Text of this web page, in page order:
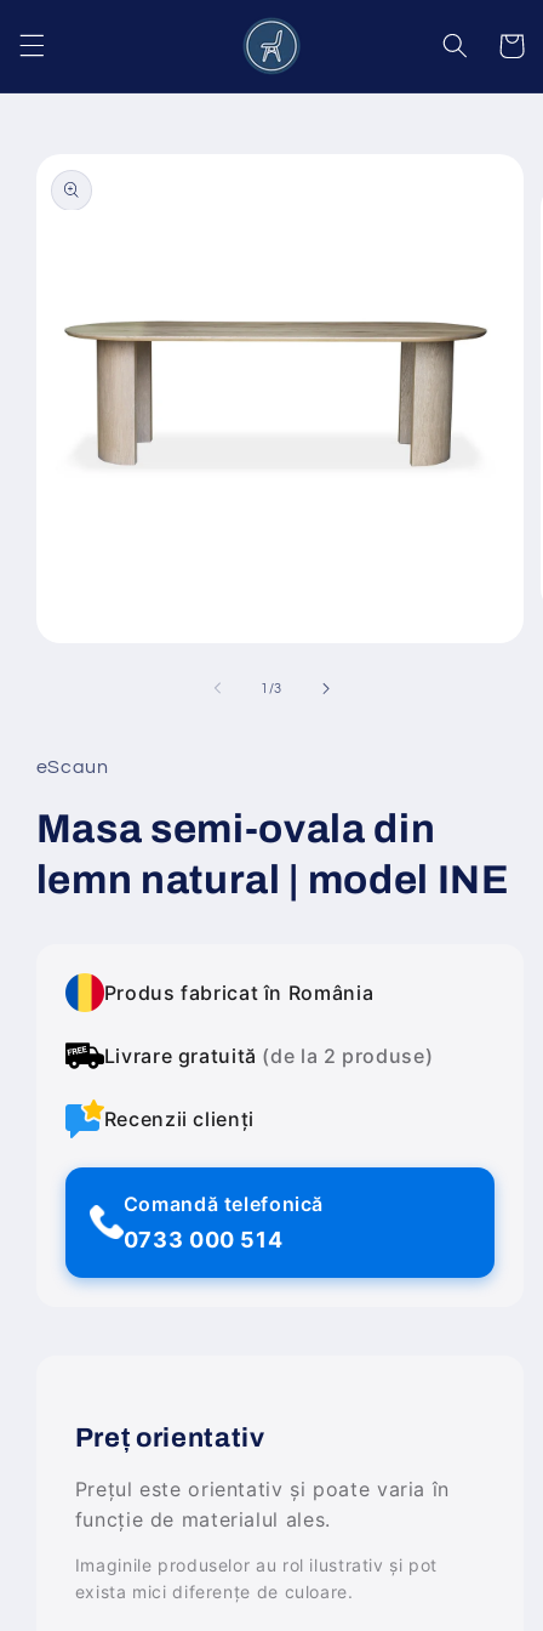
conținut
Coș
informațiile
despre
produs
fereastră
modală
1 /din
3
eScaun
Masa semi-ovala din
lemn natural | model INE
Produs fabricat în România
Livrare gratuită (de la 2 produse)
Recenzii clienți
Comandă telefonică
0733 000 514
Preț orientativ
Prețul este orientativ și poate varia în
funcție de materialul ales.
Imaginile produselor au rol ilustrativ și pot
exista mici diferențe de culoare.